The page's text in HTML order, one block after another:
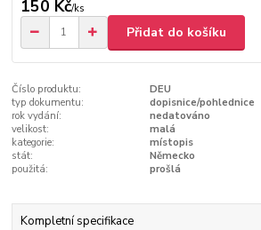
150 Kč/ks
Přidat do košíku
Číslo produktu:
DEU
typ dokumentu:
dopisnice/pohlednice
rok vydání:
nedatováno
velikost:
malá
kategorie:
místopis
stát:
Německo
použitá:
prošlá
Kompletní specifikace